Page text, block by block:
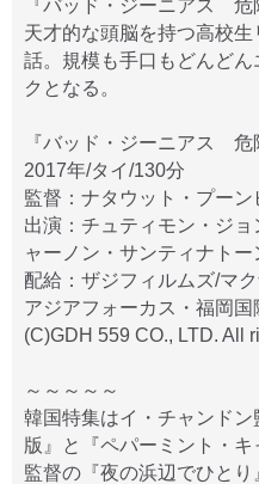
『バッド・ジーニアス 危
天才的な頭脳を持つ高校
話。規模も手口もどんど
クとなる。
『バッド・ジーニアス 危
2017年/タイ/130分
監督：ナタウット・プーン
出演：チュティモン・ジ
ャーノン・サンティナトー
配給：ザジフィルムズ/マ
アジアフォーカス・福岡
(C)GDH 559 CO., LTD. All
～～～～～
韓国特集はイ・チャンド
版』と『ペパーミント・
監督の『夜の浜辺でひと